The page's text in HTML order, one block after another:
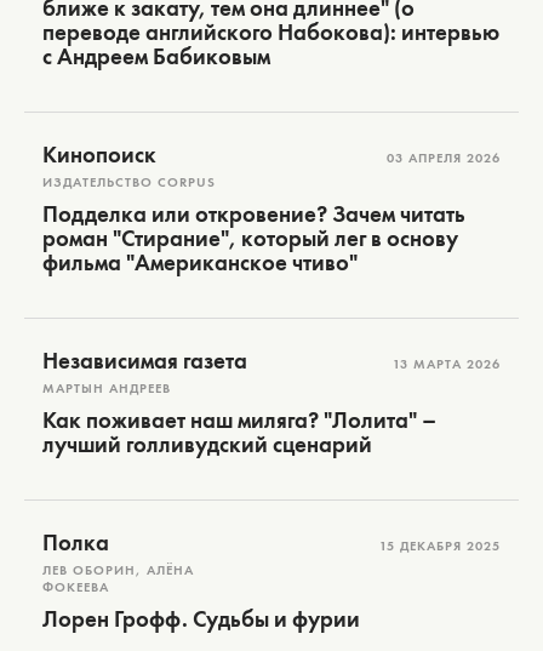
ближе к закату, тем она длиннее" (о
переводе английского Набокова): интервью
с Андреем Бабиковым
Кинопоиск
ИЗДАТЕЛЬСТВО CORPUS
03 АПРЕЛЯ 2026
Подделка или откровение? Зачем читать
роман "Стирание", который лег в основу
фильма "Американское чтиво"
Независимая газета
МАРТЫН АНДРЕЕВ
13 МАРТА 2026
Как поживает наш миляга? "Лолита" –
лучший голливудский сценарий
Полка
ЛЕВ ОБОРИН, АЛЁНА
ФОКЕЕВА
15 ДЕКАБРЯ 2025
Лорен Грофф. Судьбы и фурии